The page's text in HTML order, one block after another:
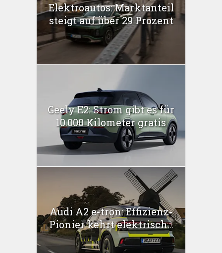
Elektroautos: Marktanteil
steigt auf über 29 Prozent
Geely E2: Strom gibt es für
10.000 Kilometer gratis
Audi A2 e-tron: Effizienz-
Pionier kehrt elektrisch...